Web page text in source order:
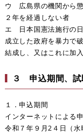
ウ 広島県の機関から
２年を経過しない者
エ 日本国憲法施行の
成立した政府を暴力で
結成し、又はこれに加
３ 申込期間、試
１．申込期間
インターネットによる
令和７年９月2４日（